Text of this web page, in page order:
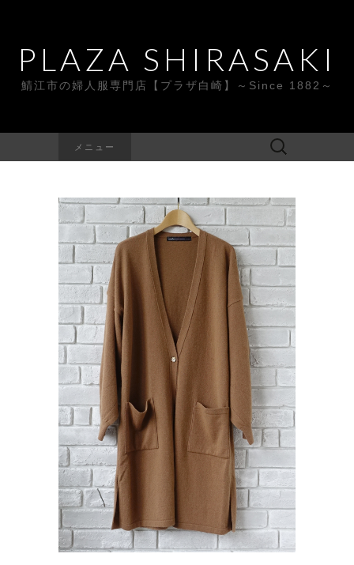
PLAZA SHIRASAKI
鯖江市の婦人服専門店【プラザ白崎】～Since 1882～
メニュー
検
索: